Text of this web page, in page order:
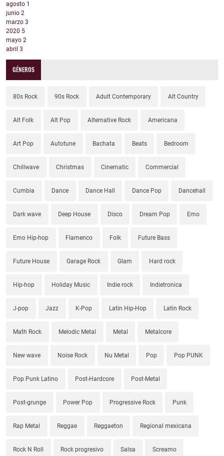
agosto 1
junio 2
marzo 3
2020 5
mayo 2
abril 3
GÉNEROS
80s Rock 90s Rock Adult Contemporary Alt Country
Alt Folk Alt Pop Alternative Rock Americana
Art Pop Autotune Bachata Beats Bedroom
Chillwave Christmas Cinematic Commercial
Cumbia Dance Dance Hall Dance Pop Dancehall
Dark wave Deep House Disco Dream Pop Emo
Emo Hip-hop Flamenco Folk Future Bass
Future House Garage Rock Glam Hard rock
Hip-hop Holiday Music Indie rock Indietronica
J-pop Jazz K-Pop Latin Hip-Hop Latin Rock
Math Rock Melodic Metal Metal Metalcore
New wave Noise Rock Nu Metal Pop Pop PUNK
Pop Punk Latino Post-Hardcore Post-Metal
Post-grunge Power Pop Progressive Rock Punk
Rap Metal Reggae Reggaeton Regional mexicana
Rock N Roll Rock progresivo Salsa Screamo